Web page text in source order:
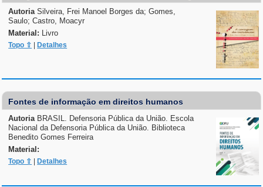
AutoriaSilveira, Frei Manoel Borges da; Gomes,
Saulo; Castro, Moacyr
Material:
Livro
Topo ⇧ Detalhes
Fontes de informação em direitos humanos
Autoria BRASIL. Defensoria Pública da União. Escola
Nacional da Defensoria Pública da União. Biblioteca
Benedito Gomes Ferreira
Material:
Topo ⇧ Detalhes